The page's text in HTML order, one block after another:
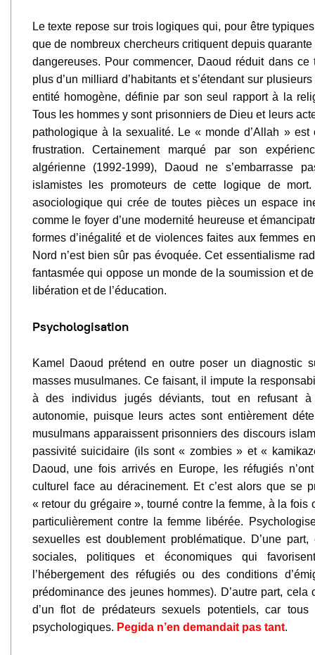
Le texte repose sur trois logiques qui, pour être
que de nombreux chercheurs critiquent depuis
dangereuses. Pour commencer, Daoud réduit dans
plus d’un milliard d’habitants et s’étendant sur
entité homogène, définie par son seul rapport à la
Tous les hommes y sont prisonniers de Dieu et leurs
pathologique à la sexualité. Le « monde d’Allah »
frustration. Certainement marqué par son
algérienne (1992-1999), Daoud ne s’embarrasse
islamistes les promoteurs de cette logique de
asociologique qui crée de toutes pièces un espace
comme le foyer d’une modernité heureuse et
formes d’inégalité et de violences faites aux femmes
Nord n’est bien sûr pas évoquée. Cet essentialisme
fantasmée qui oppose un monde de la soumission et
libération et de l’éducation.
Psychologisation
Kamel Daoud prétend en outre poser un diagnostic
masses musulmanes. Ce faisant, il impute la
à des individus jugés déviants, tout en refusant
autonomie, puisque leurs actes sont entièrement
musulmans apparaissent prisonniers des discours
passivité suicidaire (ils sont « zombies » et «
Daoud, une fois arrivés en Europe, les réfugiés
culturel face au déracinement. Et c’est alors que se
« retour du grégaire », tourné contre la femme, à la fois
particulièrement contre la femme libérée.
sexuelles est doublement problématique. D’une part,
sociales, politiques et économiques qui
l’hébergement des réfugiés ou des conditions
prédominance des jeunes hommes). D’autre part, cela
d’un flot de prédateurs sexuels potentiels, car
psychologiques. Pegida n’en demandait pas tant.